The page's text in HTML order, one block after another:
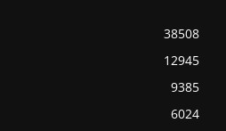
38508
12945
9385
6024